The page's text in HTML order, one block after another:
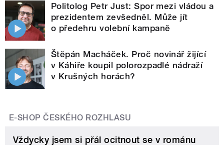
Politolog Petr Just: Spor mezi vládou a
prezidentem zevšedněl. Může jít
o předehru volební kampaně
Štěpán Macháček. Proč novinář žijící
v Káhiře koupil polorozpadlé nádraží
v Krušných horách?
E-SHOP ČESKÉHO ROZHLASU
Vždycky jsem si přál ocitnout se v románu